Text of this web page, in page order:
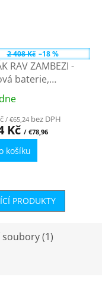
2 408 Kč –18 %
RAV ZAMBEZI -
baterie,
ZA007.0/7B -
/ €65,24 bez DPH
Kč / €78,96
košíku
PRODUKTY
soubory (1)